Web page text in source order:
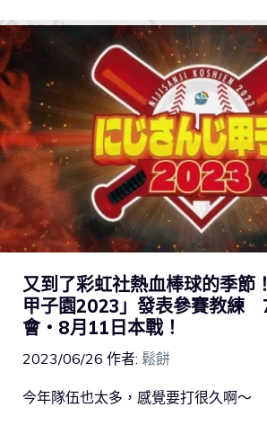
又到了彩虹社熱血棒球的季節
甲子園2023」發表參賽教練
會・8月11日本戰！
2023/06/26 作者: 鬆餅
今年隊伍也太多，感覺要打很久啊～